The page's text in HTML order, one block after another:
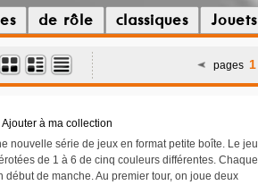
de rôle classiques Jouets
pages 1
Ajouter à ma collection
nouvelle série de jeux en format petite boîte. Le jeu
de 1 à 6 de cinq couleurs différentes. Chaque
début de manche. Au premier tour, on joue deux